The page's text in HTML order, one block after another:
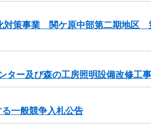
対策事業 関ケ原中部第二期地区
ター及び森の工房照明設備改修工
一般競争入札公告